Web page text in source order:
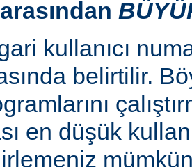
kullanıcı
belirtilir.
en düşük
mümkün